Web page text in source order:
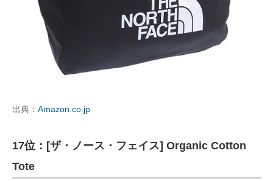
出典： Amazon.co.jp
17位：[ザ・ノース・フェイス] Organic Cotton
Tote